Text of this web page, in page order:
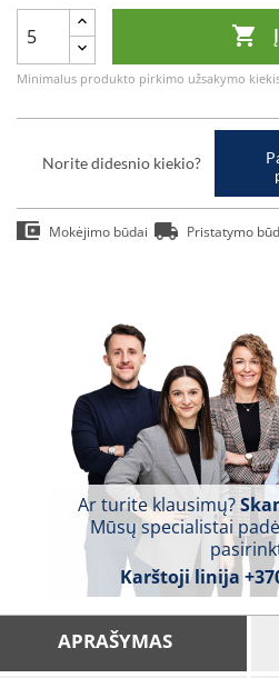

Minimalus produkto pirkimo užsakymo
Norite didesnio kiekio?
Mokėjimo būdai Pristatymo
Ar turite klausimų?
Mūsų specialistai
Karštoji linija
APRAŠYMAS